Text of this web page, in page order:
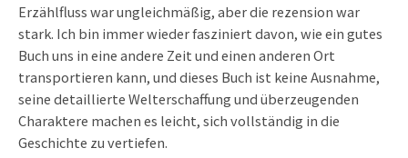
Erzählfluss war ungleichmäßig, aber die rezension war
stark. Ich bin immer wieder fasziniert davon, wie ein gutes
Buch uns in eine andere Zeit und einen anderen Ort
transportieren kann, und dieses Buch ist keine Ausnahme,
seine detaillierte Welterschaffung und überzeugenden
Charaktere machen es leicht, sich vollständig in die
Geschichte zu vertiefen.